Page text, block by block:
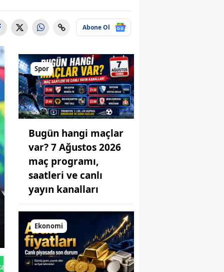
Abone Ol
Gönder
Spor
Bugün hangi maçlar
var? 7 Ağustos 2026
maç programı,
saatleri ve canlı
yayın kanalları
Ekonomi